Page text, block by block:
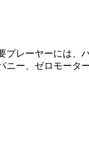
プレーヤーには
ー、ゼロモータ